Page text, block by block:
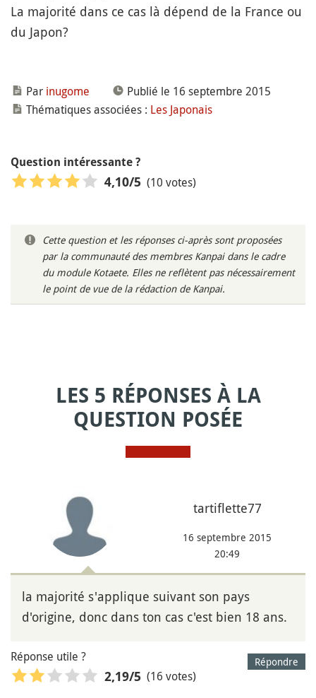
La majorité dans ce cas là dépend de la France ou
du Japon?
Par inugome
Publié le 16 septembre 2015
Thématiques associées : Les Japonais
Question intéressante ?
4,10/5 (10 votes)
Cette question et les réponses ci-après sont proposées
par la communauté des membres Kanpai dans le cadre
du module Kotaete. Elles ne reflètent pas nécessairement
le point de vue de la rédaction de Kanpai.
LES 5 RÉPONSES À LA
QUESTION POSÉE
tartiflette77
16 septembre 2015
20:49
la majorité s'applique suivant son pays
d'origine, donc dans ton cas c'est bien 18 ans.
Répondre
Réponse utile ?
2,19/5 (16 votes)